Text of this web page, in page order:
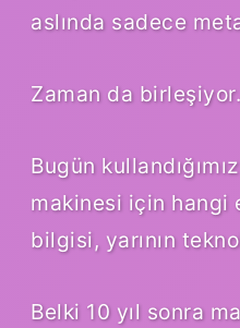
aslında sadece
Zaman da birleşiyor.
Bugün
makinesi için hangi
bilgisi, yarının
Belki 10 yıl sonra